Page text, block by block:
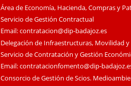
Área de Economía, Hacienda, Compras y
Servicio de Gestión Contractual
Email:contratacion@dip-badajoz.es
Delegación de Infraestructuras, Movilidad
Servicio de Contratación y Gestión
Email:contratacionfomento@dip-
Consorcio de Gestión de Scios.